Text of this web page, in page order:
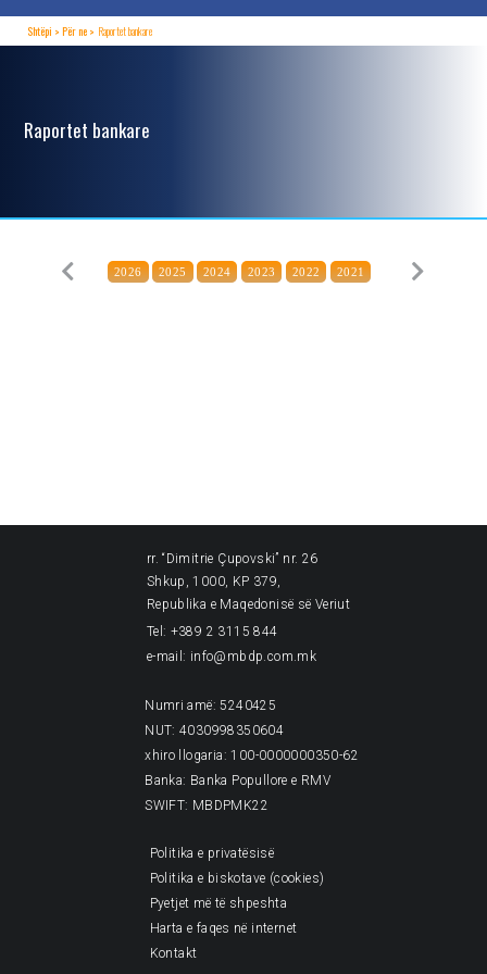
Shtëpi Për ne Raportet bankare
Raportet bankare
2026 2025 2024 2023 2022 2021
Previous Next
rr. “Dimitrie Çupovski” nr. 26
Shkup, 1000, KP 379,
Republika e Maqedonisë së Veriut
Tel: +389 2 3115 844
e-mail: info@mbdp.com.mk
Numri amë: 5240425
NUT: 4030998350604
xhiro llogaria: 100-0000000350-62
Banka: Banka Popullore e RMV
SWIFT: MBDPMK22
Politika e privatësisë
Politika e biskotave (cookies)
Pyetjet më të shpeshta
Harta e faqes në internet
Kontakt